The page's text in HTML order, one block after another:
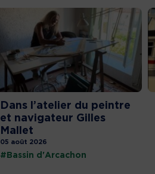
Dans l’atelier du peintre
et navigateur Gilles
Mallet
05 août 2026
#Bassin d'Arcachon